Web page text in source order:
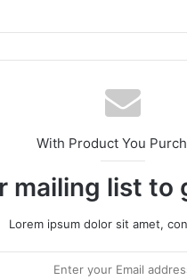
With Product You
mailing list to
Lorem ipsum dolor sit amet,